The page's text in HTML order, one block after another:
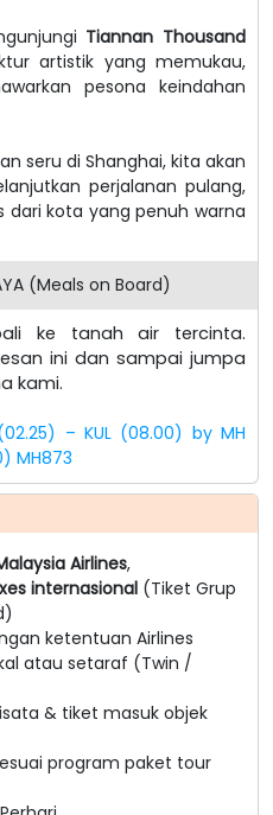
Tiannan Thousand
artistik yang memukau,
pesona keindahan
seru di Shanghai, kita akan
perjalanan pulang,
kota yang penuh warna
(Meals on Board)
ke tanah air tercinta.
ini dan sampai jumpa
kami.
– KUL (08.00) by MH
MH873
Airlines,
internasional (Tiket Grup
ketentuan Airlines
atau setaraf (Twin /
& tiket masuk objek
program paket tour